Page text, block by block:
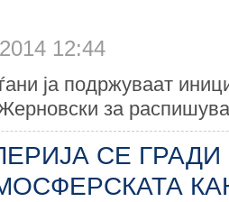
12:44
ја подржуваат
за
СЕ ГРАДИ